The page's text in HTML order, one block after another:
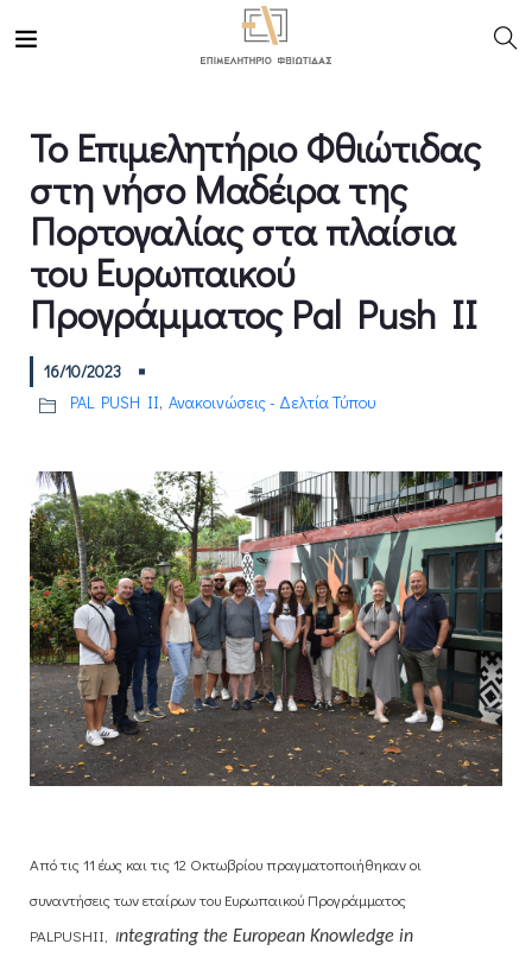
Το Επιμελητήριο Φθιώτιδας
στη νήσο Μαδέιρα της
Πορτογαλίας στα πλαίσια
του Ευρωπαικού
Προγράμματος Pal Push II
16/10/2023
PAL PUSH II, Ανακοινώσεις - Δελτία Τύπου
Από τις 11 έως και τις 12 Οκτωβρίου πραγματοποιήθηκαν οι
συναντήσεις των εταίρων του Ευρωπαικού Προγράμματος
PAL PUSHII Ιntegrating the European Knowledge in